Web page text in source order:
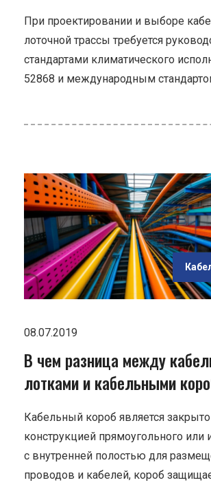
При проектировании и выборе
лоточной трассы требуется
стандартами климатического
52868 и международным
08.07.2019
В чем разница между
лотками и кабельными
Кабельный короб является
конструкцией прямоугольного или
с внутренней полостью для
проводов и кабелей, короб